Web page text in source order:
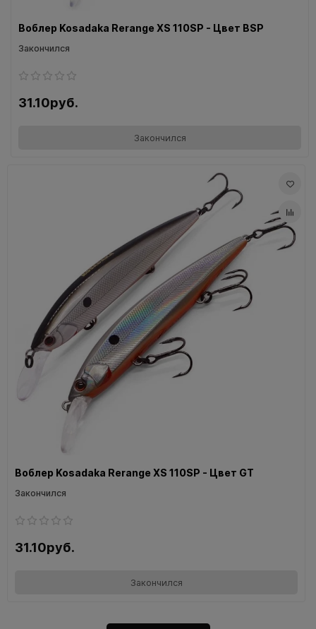
Воблер Kosadaka Rerange XS 110SP - Цвет BSP
Закончился
31.10руб.
Закончился
Воблер Kosadaka Rerange XS 110SP - Цвет GT
Закончился
31.10руб.
Закончился